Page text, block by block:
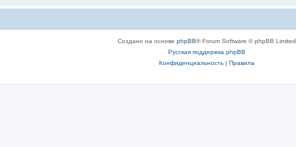
Создано на основе phpBB® Forum Software © phpBB Limited
Русская поддержка phpBB
Конфиденциальность| Правила